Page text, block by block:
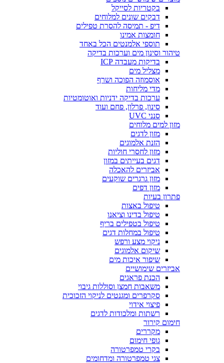
בקטריות לסייקל
דבקים שונים למלוחים
דיפ - תמיסה להסרת טפילים
חומצות אמינו
תוספי אלמנטים הכל באחד
טיהור וסינון מים וערכות בדיקה
בדיקות מעבדה ICP
מצליל מים
אוסמוזה הפוכה ושרף
מדי מליחות
ערכות בדיקה ידניות ואוטומטיות
סינון, פרלון, פחם ועוד
סנני UVC
מזון למים מלוחים
מזון לדגים
הזנת אלמוגים
מזון לחסרי חוליות
דגים בעייתים במזון
אביזרים להאכלה
מזון גרגרים שוקעים
מזון דפים
פתרון בעיות
טיפול באצות
טיפול בדינו וציאנו
טיפול בטפילים בריף
טיפול במחלות דגים
ניקוי מצע ורפש
שיקום אלמוגים
שיפור איכות מים
אביזרים שימושיים
הכנת פראגים
משאבות חמצן וסוללות גיבוי
סקרפרים ומגנטים לניקוי הזכוכית
פיצוי אידוי
רשתות ומלכודות לדגים
חימום קירור
מקררים
גופי חימום
בקרי טמפרטורה
צגי טמפרטורה ומדחומים